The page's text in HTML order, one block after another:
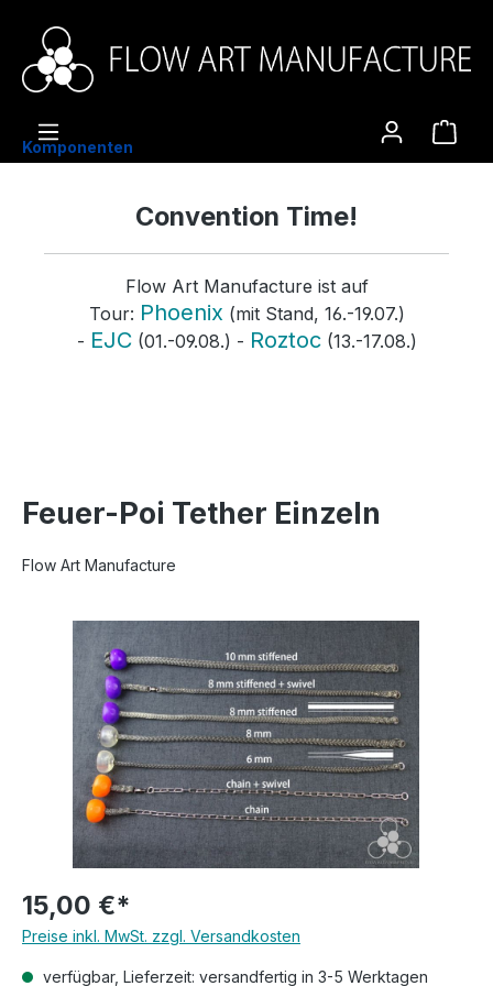
springen
Komponenten
Convention Time!
Flow Art Manufacture ist auf
Tour: Phoenix (mit Stand, 16.-19.07.)
- EJC(01.-09.08.) - Roztoc(13.-17.08.)
Feuer-Poi Tether Einzeln
Flow Art Manufacture
Bildergalerie überspringen
15,00 €*
Preise inkl. MwSt. zzgl. Versandkosten
verfügbar, Lieferzeit: versandfertig in 3-5 Werktagen